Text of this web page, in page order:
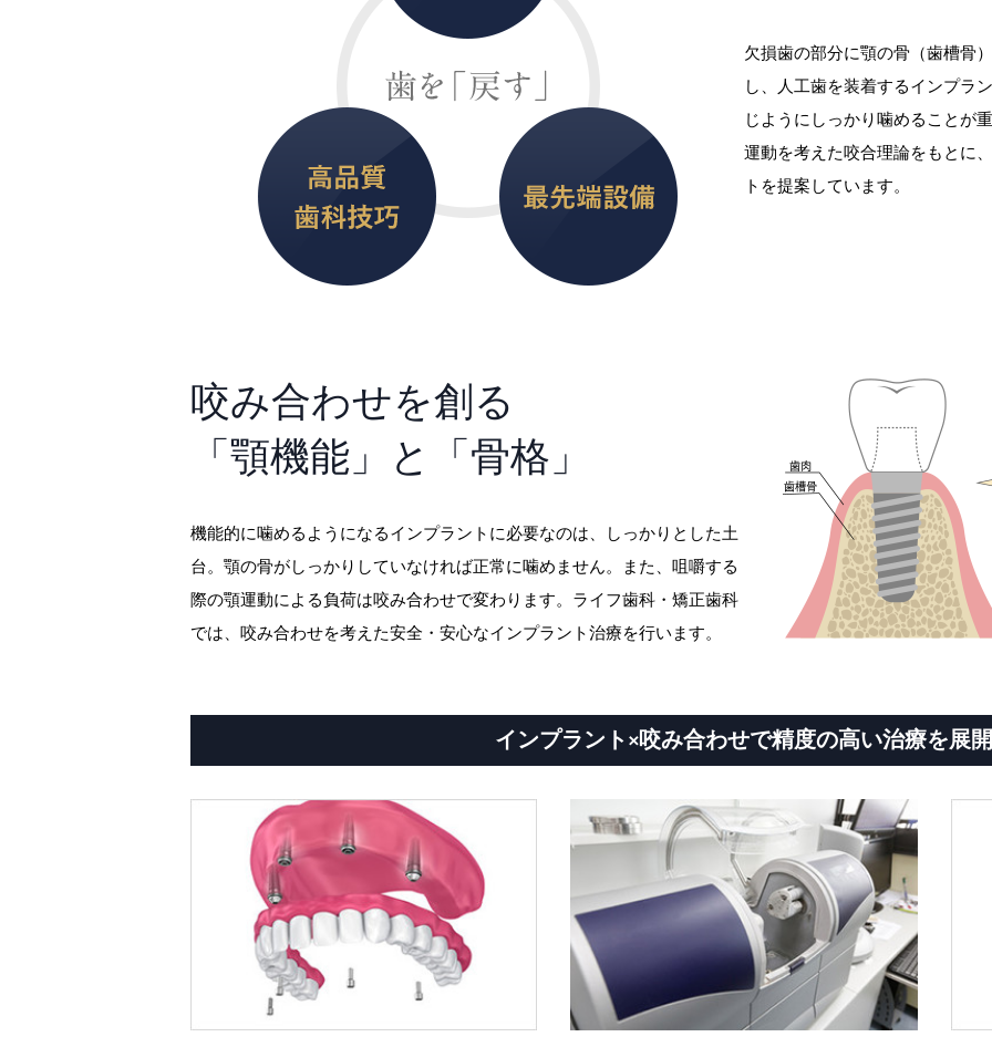
欠損歯の部分に顎の骨（歯槽骨
し、人工歯を装着するインプラ
じようにしっかり噛めることが
運動を考えた咬合理論をもとに
トを提案しています。
咬み合わせを創る
「顎機能」と「骨格」
機能的に噛めるようになるインプラントに必要なのは、しっかりとした土
台。顎の骨がしっかりしていなければ正常に噛めません。また、咀嚼する
際の顎運動による負荷は咬み合わせで変わります。ライフ歯科・矯正歯科
では、咬み合わせを考えた安全・安心なインプラント治療を行います。
インプラント×咬み合わせで精度の高い治療を展開